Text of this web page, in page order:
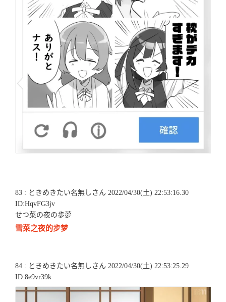
83 : ときめきたい名無しさん 2022/04/30(土) 22:53:16.30
ID:HqvFG3jv
せつ菜の夜の歩夢
雪菜之夜的步梦
84 : ときめきたい名無しさん 2022/04/30(土) 22:53:25.29
ID:8e9vr39k